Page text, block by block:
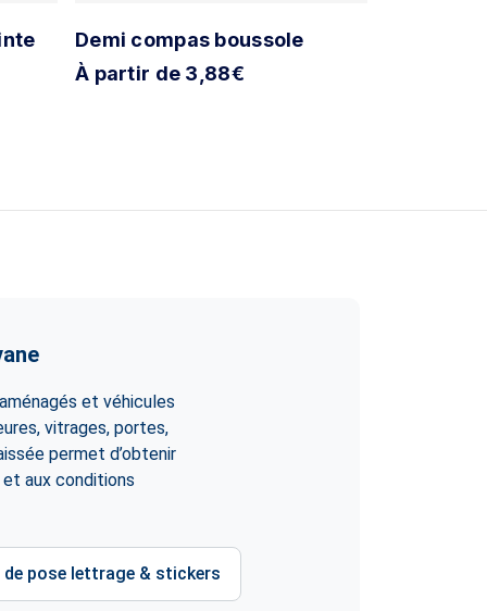
Demi compas boussole
À partir de 3,88€
et véhicules
vitrages, portes,
permet d’obtenir
et aux conditions
de pose lettrage & stickers